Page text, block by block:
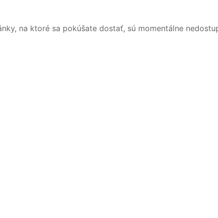
na ktoré sa pokúšate dostať, sú momentálne